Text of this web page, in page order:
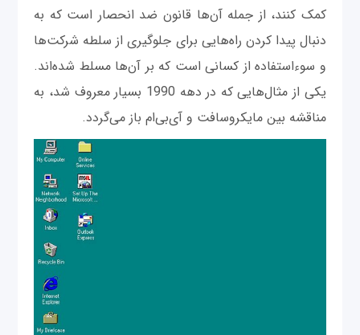
کمک کنند، از جمله آن‌ها قانون ضد انحصار است که به
دنبال پیدا کردن راه‌هایی برای جلوگیری از سلطه شرکت‌ها
و سوءاستفاده از کسانی است که بر آن‌ها مسلط شده‌اند.
یکی از مثال‌هایی که در دهه 1990 بسیار معروف شد، به
مناقشه بین مایکروسافت و آی‌بی‌ام باز می‌گردد.